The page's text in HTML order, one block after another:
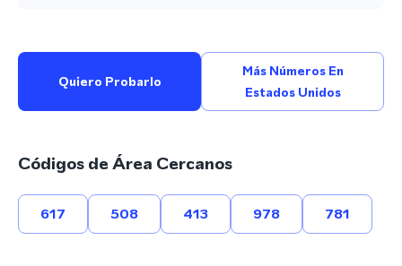
Quiero Probarlo
Más Números En
Estados Unidos
Códigos de Área Cercanos
617 508 413 978 781